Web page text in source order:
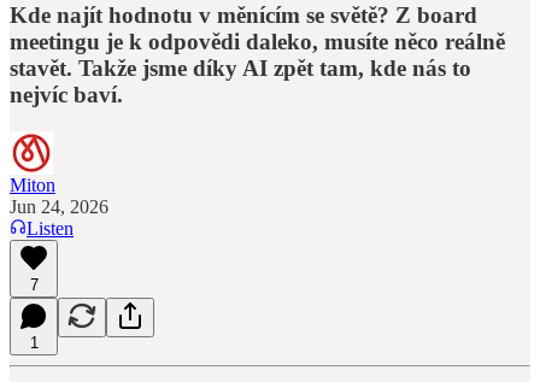
Kde najít hodnotu v měnícím se světě? Z board
meetingu je k odpovědi daleko, musíte něco reálně
stavět. Takže jsme díky AI zpět tam, kde nás to
nejvíc baví.
Miton
Jun 24, 2026
Listen
7
1